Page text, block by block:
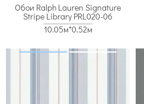
Обои Ralph Lauren Signature
Stripe Library PRL020-06
10.05м*0.52м